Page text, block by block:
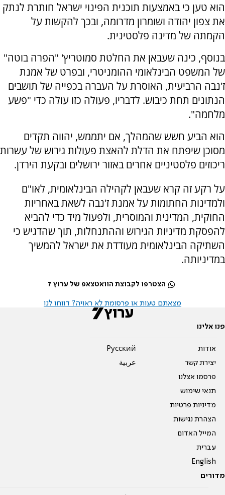
הוא טען כי באמצעות תוכנית הפינוי ישראל חותרת לנתק
את צפון יהודה ושומרון מדרומה, ובכך להקשות על
הקמתה של מדינה פלסטינית.
בנוסף, כינה שעבאן את החלטת סמוטריץ' "הפרה בוטה"
של המשפט הבינלאומי ההומניטרי, ובפרט של אמנת
ז'נבה הרביעית, האוסרת על העברה בכפייה של תושבים
הנתונים תחת כיבוש. לדבריו, פעולה כזו עולה כדי "פשע
מלחמה".
הוא הביע חשש שהמהלך, אם יתממש, יהווה תקדים
מסוכן שיפתח את הדלת להאצת פעולות גירוש של עשרות
ריכוזים פלסטיניים אחרים באזור ירושלים ובקעת הירדן.
על רקע זה קרא שעבאן לקהילה הבינלאומית, לאו"ם
ולמדינות החתומות על אמנת ז'נבה לשאת באחריות
החוקית, המדינית והמוסרית, ולפעול מיד כדי להביא
להפסקת מדיניות הגירוש וההתנחלות, תוך שהדגיש כי
השתיקה הבינלאומית מעודדת את ישראל להמשיך
במדיניותה.
הצטרפו לקבוצת הוואטצאפ של ערוץ 7
מצאתם טעות או פרסומת לא ראויה? דווחו לנו
פנו אלינו
אודות
יצירת קשר
פרסמו אצלנו
תנאי שימוש
מדיניות פרטיות
הצהרת נגישות
המייל האדום
עברית
English
Pусский
عربية
מדורים